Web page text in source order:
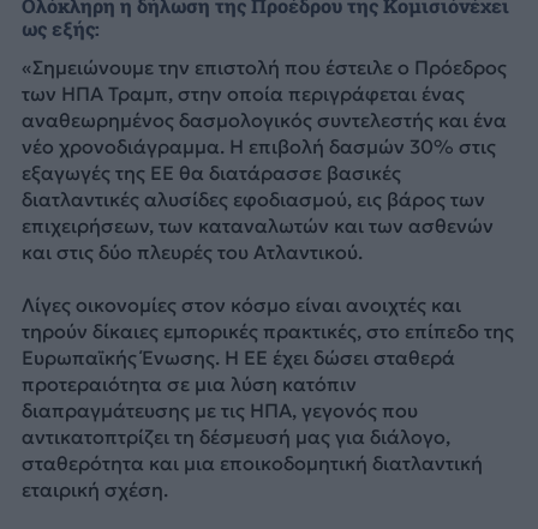
Ολόκληρη η δήλωση της Προέδρου της Κομισιόνέχει
ως εξής:
«Σημειώνουμε την επιστολή που έστειλε ο Πρόεδρος
των ΗΠΑ Τραμπ, στην οποία περιγράφεται ένας
αναθεωρημένος δασμολογικός συντελεστής και ένα
νέο χρονοδιάγραμμα. Η επιβολή δασμών 30% στις
εξαγωγές της ΕΕ θα διατάρασσε βασικές
διατλαντικές αλυσίδες εφοδιασμού, εις βάρος των
επιχειρήσεων, των καταναλωτών και των ασθενών
και στις δύο πλευρές του Ατλαντικού.
Λίγες οικονομίες στον κόσμο είναι ανοιχτές και
τηρούν δίκαιες εμπορικές πρακτικές, στο επίπεδο της
Ευρωπαϊκής Ένωσης. Η ΕΕ έχει δώσει σταθερά
προτεραιότητα σε μια λύση κατόπιν
διαπραγμάτευσης με τις ΗΠΑ, γεγονός που
αντικατοπτρίζει τη δέσμευσή μας για διάλογο,
σταθερότητα και μια εποικοδομητική διατλαντική
εταιρική σχέση.